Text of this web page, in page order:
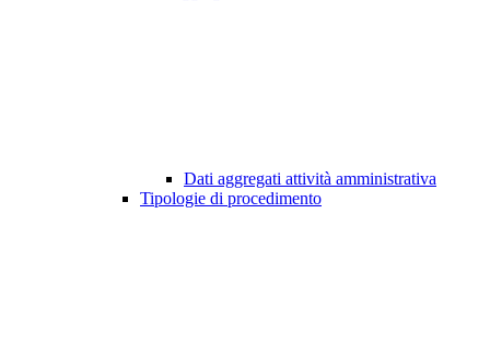
Dati aggregati attività amministrativa
Tipologie di procedimento